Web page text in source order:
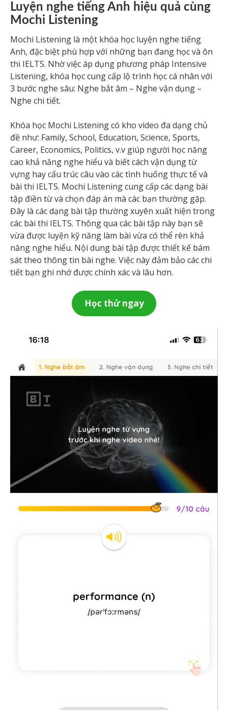
Luyện nghe tiếng Anh hiệu quả cùng
Mochi Listening
Mochi Listening là một khóa học luyện nghe tiếng
Anh, đặc biệt phù hợp với những bạn đang học và ôn
thi IELTS. Nhờ việc áp dụng phương pháp Intensive
Listening, khóa học cung cấp lộ trình học cá nhân với
3 bước nghe sâu: Nghe bắt âm – Nghe vận dụng –
Nghe chi tiết.
Khóa học Mochi Listening có kho video đa dạng chủ
đề như: Family, School, Education, Science, Sports,
Career, Economics, Politics, v.v giúp người học năng
cao khả năng nghe hiểu và biết cách vận dụng từ
vựng hay cấu trúc câu vào các tình huống thực tế và
bài thi IELTS. Mochi Listening cung cấp các dạng bài
tập điền từ và chọn đáp án mà các bạn thường gặp.
Đây là các dạng bài tập thường xuyên xuất hiện trong
các bài thi IELTS. Thông qua các bài tập này bạn sẽ
vừa được luyện kỹ năng làm bài vừa có thể rèn khả
năng nghe hiểu. Nội dung bài tập được thiết kế bám
sát theo thông tin bài nghe. Việc này đảm bảo các chi
tiết bạn ghi nhớ được chính xác và lâu hơn.
Học thử ngay